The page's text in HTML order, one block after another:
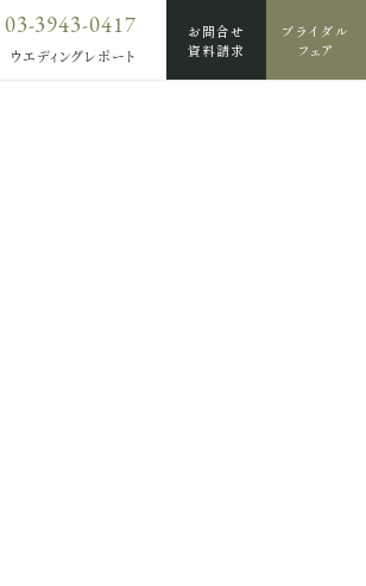
03-3943-0417
ウエディングレポート
お問合せ
資料請求
ブライダル
フェア